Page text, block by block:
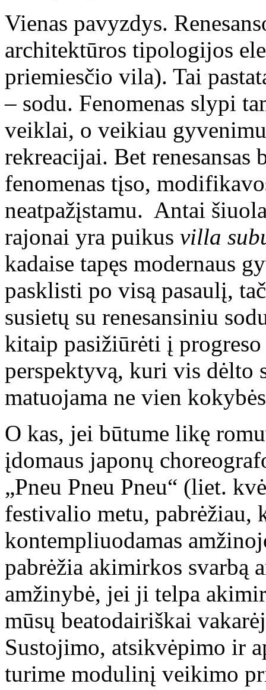
Vienas pavyzdys.
architektūros tipologijos
priemiesčio vila). Tai
– sodu. Fenomenas slypi
veiklai, o veikiau
rekreacijai. Bet renesansas
fenomenas tįso,
neatpažįstamu. Antai
rajonai yra puikus villa
kadaise tapęs modernaus
pasklisti po visą pasaulį,
susietų su renesansiniu
kitaip pasižiūrėti į
perspektyvą, kuri vis dėlto
matuojama ne vien
O kas, jei būtume likę
įdomaus japonų
„Pneu Pneu Pneu“ (liet.
festivalio metu, pabrėžiau,
kontempliuodamas
pabrėžia akimirkos svarbą
amžinybė, jei ji telpa
mūsų beatodairiškai
Sustojimo, atsikvėpimo ir
turime modulinį veikimo